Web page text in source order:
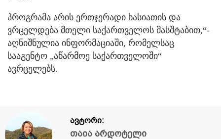
პროგრამა არის ერთჯერადი ხასიათის და
ვრცელდება მთელი საქართველოს მასშტაბით,“-
აღნიშნულია ინფორმაციაში, რომელსაც
სააგენტო „აწარმოე საქართველოში“
ავრცელებს.
ავტორი:
თაია არდოტელი